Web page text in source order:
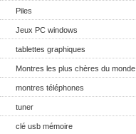
Piles
Jeux PC windows
tablettes graphiques
Montres les plus chères du monde
montres téléphones
tuner
clé usb mémoire